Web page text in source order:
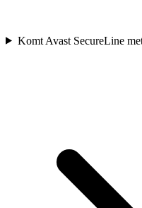
Komt Avast SecureLine